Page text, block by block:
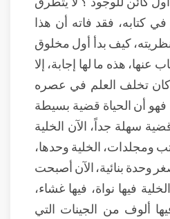
كتابه، فقد فاته أن هذا
كيف بدأ أول مخلوق
هذه ما لها إجابة، إلا
كان تخلف العلم في عصره
أن الحياة قضية بسيطة
سهلة جداً، الآن الخلية
ومجلدات، الخلية وحدها،
وحدة بنائية، الآن أصبحت
فيها نواة، فيها غشاء،
ألوف من الجينات التي